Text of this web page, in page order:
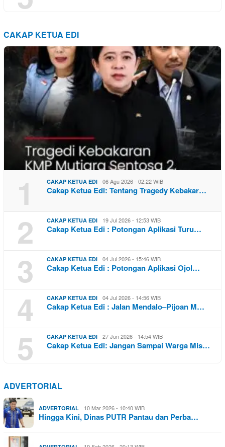
CAKAP KETUA EDI
1 CAKAP KETUA EDI 06 Agu 2026 - 02:22 WIB
Cakap Ketua Edi: Tentang Tragedy Kebakar…
2 CAKAP KETUA EDI 19 Jul 2026 - 12:53 WIB
Cakap Ketua Edi : Potongan Aplikasi Turu…
3 CAKAP KETUA EDI 04 Jul 2026 - 15:46 WIB
Cakap Ketua Edi : Potongan Aplikasi Ojol…
4 CAKAP KETUA EDI 04 Jul 2026 - 14:56 WIB
Cakap Ketua Edi : Jalan Mendalo–Pijoan M…
5 CAKAP KETUA EDI 27 Jun 2026 - 14:54 WIB
Cakap Ketua Edi: Jangan Sampai Warga Mis…
ADVERTORIAL
ADVERTORIAL 10 Mar 2026 - 10:40 WIB
Hingga Kini, Dinas PUTR Pantau dan Perba…